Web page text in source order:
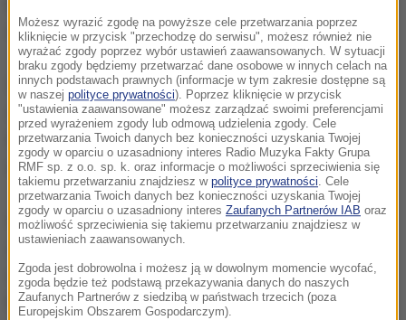
który jest domniemanym sprawcą zamachu i był
dotąd jedyną osobą aresztowaną.
Według policji w piątek po południu ukradł on
ciężarówkę rozwożącą piwo, a następnie wjechał w
tłum na głównym handlowym deptaku miasta i
uderzył w dom towarowy Ahlens.
Wśród czterech ofiar śmiertelnych piątkowego
zamachu terrorystycznego w Sztokholmie są
obywatel Belgii oraz obywatel Wielkiej Brytanii.
Pozostałe dwie osoby to Szwedzi - podała policja na
Możesz wyrazić zgodę na powyższe cele przetwarzania poprzez
kliknięcie w przycisk "przechodzę do serwisu", możesz również nie
wyrażać zgody poprzez wybór ustawień zaawansowanych. W sytuacji
braku zgody będziemy przetwarzać dane osobowe w innych celach na
innych podstawach prawnych (informacje w tym zakresie dostępne są
w naszej polityce prywatności). Poprzez kliknięcie w przycisk
"ustawienia zaawansowane" możesz zarządzać swoimi preferencjami
przed wyrażeniem zgody lub odmową udzielenia zgody. Cele
przetwarzania Twoich danych bez konieczności uzyskania Twojej
zgody w oparciu o uzasadniony interes Radio Muzyka Fakty Grupa
RMF sp. z o.o. sp. k. oraz informacje o możliwości sprzeciwienia się
takiemu przetwarzaniu znajdziesz w polityce prywatności. Cele
przetwarzania Twoich danych bez konieczności uzyskania Twojej
zgody w oparciu o uzasadniony interes Zaufanych Partnerów IAB oraz
możliwość sprzeciwienia się takiemu przetwarzaniu znajdziesz w
ustawieniach zaawansowanych.
Zgoda jest dobrowolna i możesz ją w dowolnym momencie wycofać,
zgoda będzie też podstawą przekazywania danych do naszych
Zaufanych Partnerów z siedzibą w państwach trzecich (poza
Europejskim Obszarem Gospodarczym).